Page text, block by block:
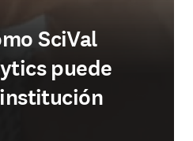
SciVal
puede